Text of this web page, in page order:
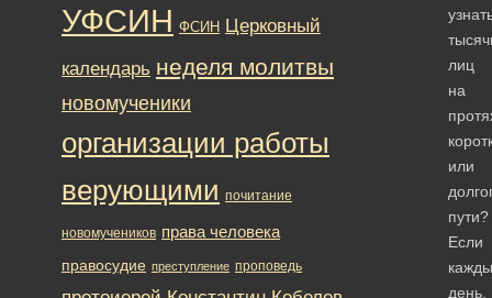
лиц
на
или
пути?
Если
день,
УФСИН ФСИН Церковный
календарь неделя молитвы
новомученики
организации работы
верующими почитание
новомучеников права человека
правосудие преступление проповедь